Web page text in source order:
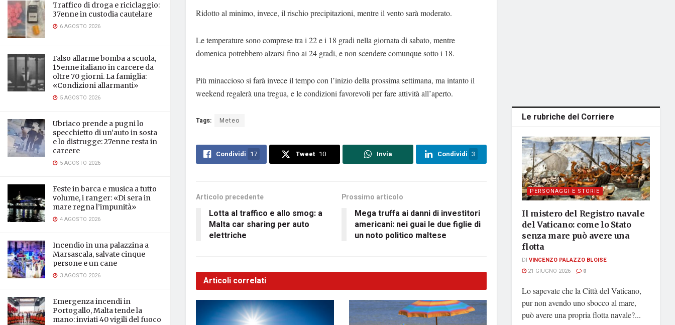
Traffico di droga e riciclaggio:
37enne in custodia cautelare
6 AGOSTO 2026
Falso allarme bomba a scuola,
15enne italiano in carcere da
oltre 70 giorni. La famiglia:
«Condizioni allarmanti»
5 AGOSTO 2026
Ubriaco prende a pugni lo
specchietto di un’auto in sosta
e lo distrugge: 27enne resta in
carcere
5 AGOSTO 2026
Feste in barca e musica a tutto
volume, i ranger: «Di sera in
mare regna l’impunità»
4 AGOSTO 2026
Incendio in una palazzina a
Marsascala, salvate cinque
persone e un cane
3 AGOSTO 2026
Emergenza incendi in
Portogallo, Malta tende la
mano: inviati 40 vigili del fuoco
Ridotto al minimo, invece, il rischio precipitazioni, mentre il vento sarà moderato.
Le temperature sono comprese tra i 22 e i 18 gradi nella giornata di sabato, mentre
domenica potrebbero alzarsi fino ai 24 gradi, e non scendere comunque sotto i 18.
Più minaccioso si farà invece il tempo con l’inizio della prossima settimana, ma intanto il
weekend regalerà una tregua, e le condizioni favorevoli per fare attività all’aperto.
Tags: Meteo
Condividi 17 Tweet 10 Invia Condividi 3
Articolo precedente
Lotta al traffico e allo smog: a
Malta car sharing per auto
elettriche
Prossimo articolo
Mega truffa ai danni di investitori
americani: nei guai le due figlie di
un noto politico maltese
Articoli correlati
Le rubriche del Corriere
PERSONAGGI E STORIE
Il mistero del Registro navale
del Vaticano: come lo Stato
senza mare può avere una
flotta
DI VINCENZO PALAZZO BLOISE
21 GIUGNO 2026
0
Lo sapevate che la Città del Vaticano,
pur non avendo uno sbocco al mare,
può avere una propria flotta navale?...